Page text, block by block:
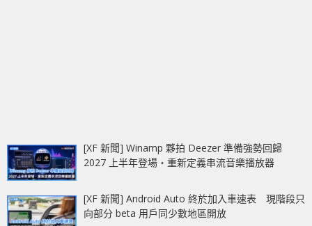
[XF 新聞] Winamp 夥拍 Deezer 準備強勢回歸
2027 上半年登場‧重新定義串流音樂播放器
[XF 新聞] Android Auto 終於加入車速表 現階段只
向部分 beta 用戶同少數地區開放